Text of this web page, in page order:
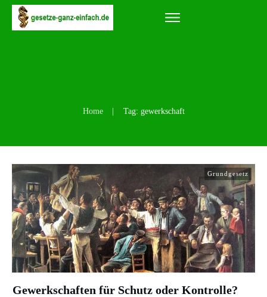
Home | Tag: gewerkschaft
Grundgesetz
Gewerkschaften für Schutz oder Kontrolle?